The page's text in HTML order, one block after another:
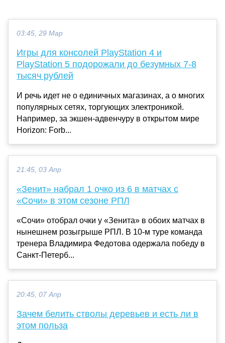
03:45, 29 Мар
Игры для консолей PlayStation 4 и
PlayStation 5 подорожали до безумных 7-8
тысяч рублей
И речь идет не о единичных магазинах, а о многих
популярных сетях, торгующих электроникой.
Например, за экшен-адвенчуру в открытом мире
Horizon: Forb...
21:45, 03 Апр
«Зенит» набрал 1 очко из 6 в матчах с
«Сочи» в этом сезоне РПЛ
«Сочи» отобрал очки у «Зенита» в обоих матчах в
нынешнем розыгрыше РПЛ. В 10-м туре команда
тренера Владимира Федотова одержала победу в
Санкт-Петерб...
20:45, 07 Апр
Зачем белить стволы деревьев и есть ли в
этом польза